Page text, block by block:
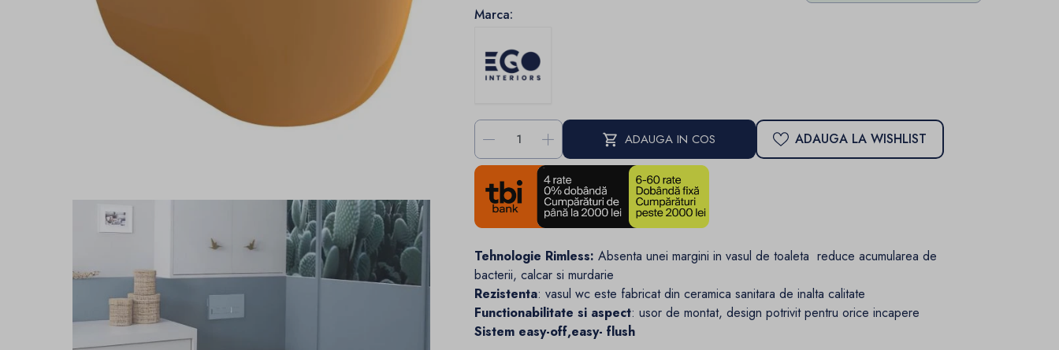
Marca:
- + ADAUGA IN COS ADAUGA LA WISHLIST
Tehnologie Rimless:Absenta unei margini in vasul de toaleta reduce acumularea de
bacterii, calcar si murdarie
Rezistenta: vasul wc este fabricat din ceramica sanitara de inalta calitate
Functionabilitate si aspect: usor de montat, design potrivit pentru orice incapere
Sistem easy-off,easy- flush